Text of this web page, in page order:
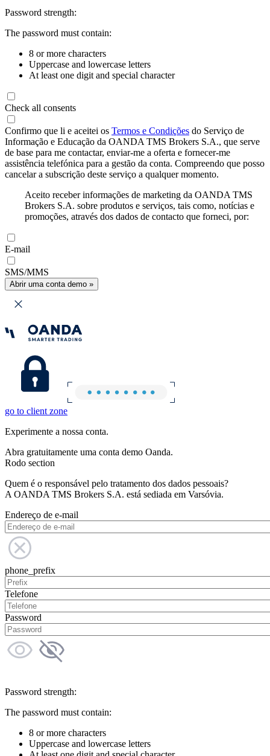
Password strength:
The password must contain:
8 or more characters
Uppercase and lowercase letters
At least one digit and special character
Check all consents
Confirmo que li e aceitei os Termos e Condições do Serviço de
Informação e Educação da OANDA TMS Brokers S.A., que serve
de base para me contactar, enviar-me a oferta e fornecer-me
assistência telefónica para a gestão da conta. Compreendo que posso
cancelar a subscrição deste serviço a qualquer momento.
Aceito receber informações de marketing da OANDA TMS
Brokers S.A. sobre produtos e serviços, tais como, notícias e
promoções, através dos dados de contacto que forneci, por:
E-mail
SMS/MMS
Abrir uma conta demo »
go to client zone
Experimente a nossa conta.
Abra gratuitamente uma conta demo Oanda.
Rodo section
Quem é o responsável pelo tratamento dos dados pessoais?
A OANDA TMS Brokers S.A. está sediada em Varsóvia.
Endereço de e-mail
phone_prefix
Telefone
Password
Password strength:
The password must contain:
8 or more characters
Uppercase and lowercase letters